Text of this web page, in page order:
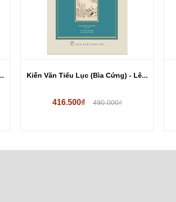
Kiến Văn Tiểu Lục (Bìa Cứng) - Lê...
416.500₫ 490.000₫